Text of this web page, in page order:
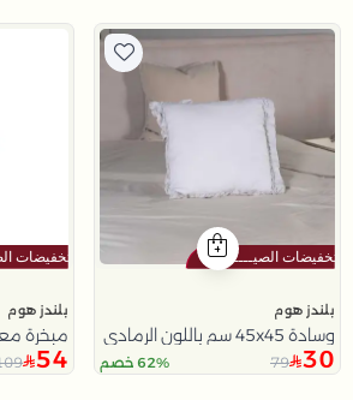
بلندز هوم
وسادة 45x45 سم باللون الرمادي من ماريلا
30
79 62% خصم
بلندز هوم
مبخرة
54